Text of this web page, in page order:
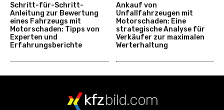
Schritt-für-Schritt-
Anleitung zur Bewertung
eines Fahrzeugs mit
Motorschaden: Tipps von
Experten und
Erfahrungsberichte
Ankauf von
Unfallfahrzeugen mit
Motorschaden: Eine
strategische Analyse für
Verkäufer zur maximalen
Werterhaltung
kfzbild.com